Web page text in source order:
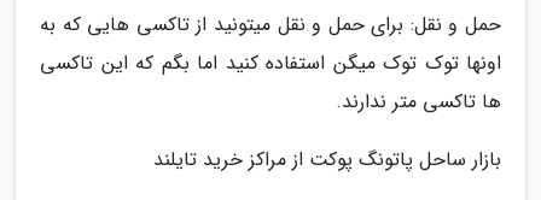
حمل و نقل: برای حمل و نقل میتونید از تاکسی هایی که به
اونها توک توک میگن استفاده کنید اما بگم که این تاکسی
ها تاکسی متر ندارند.
بازار ساحل پاتونگ پوکت از مراکز خرید تایلند